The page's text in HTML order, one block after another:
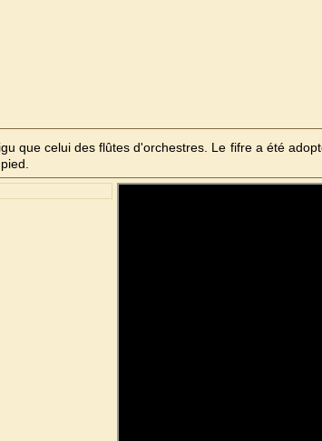
que celui des flûtes d'orchestres. Le fifre a été